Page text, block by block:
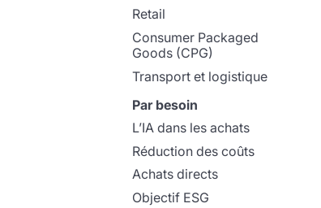
Retail
Consumer Packaged
Goods (CPG)
Transport et logistique
Par besoin
L’IA dans les achats
Réduction des coûts
Achats directs
Objectif ESG